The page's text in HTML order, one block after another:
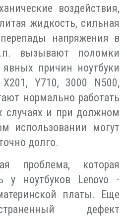
воздействия,
жидкость, сильная
напряжения в
вызывают поломки
явных причин ноутбуки
Y710, 3000 N500,
нормально работать
случаях и при должном
использовании могут
долго.
проблема, которая
у ноутбуков Lenovo -
платы. Еще
дефект